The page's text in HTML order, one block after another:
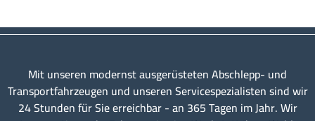
Mit unseren modernst ausgerüsteten Abschlepp- und
Transportfahrzeugen und unseren Servicespezialisten sind wir
24 Stunden für Sie erreichbar - an 365 Tagen im Jahr. Wir